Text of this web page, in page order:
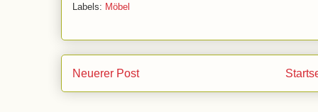
Labels: Möbel
Neuerer Post